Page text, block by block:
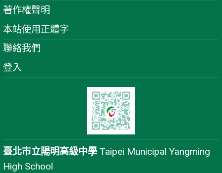
著作權聲明
本站使用正體字
聯絡我們
登入
臺北市立陽明高級中學 Taipei Municipal Yangming
High School